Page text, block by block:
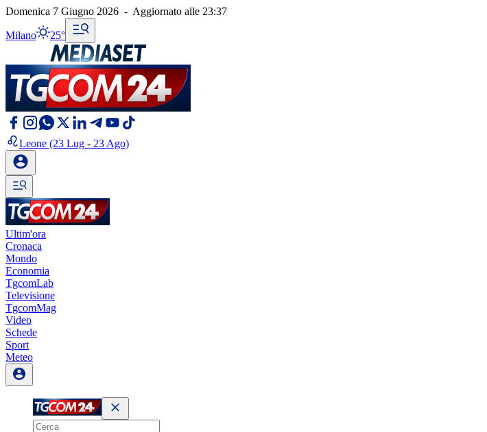
Domenica 7 Giugno 2026 - Aggiornato alle 23:37
Milano 25°
Leone (23 Lug - 23 Ago)
Ultim'ora
Cronaca
Mondo
Economia
TgcomLab
Televisione
TgcomMag
Video
Schede
Sport
Meteo